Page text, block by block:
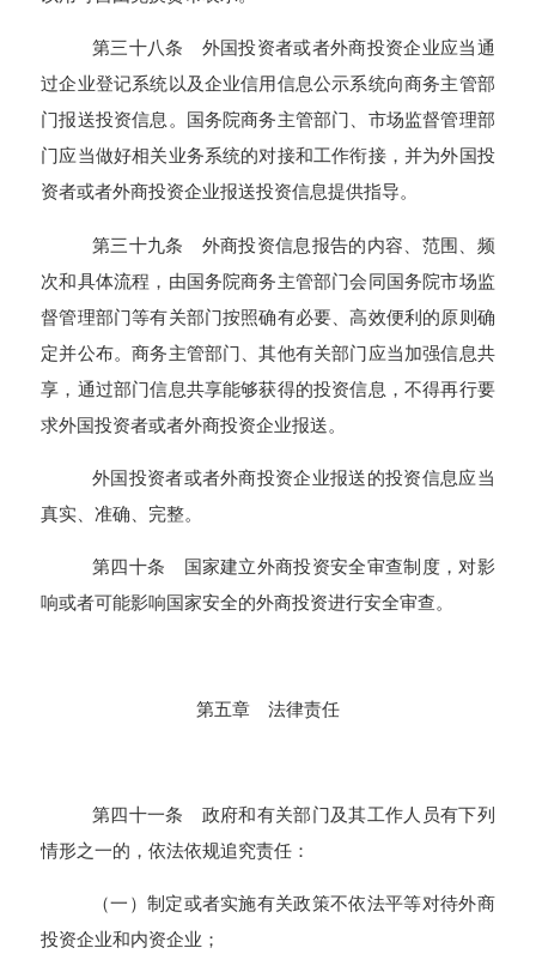
第三十八条 外国投资者或者外商投资企业应当通
过企业登记系统以及企业信用信息公示系统向商务主管部
门报送投资信息。国务院商务主管部门、市场监督管理部
门应当做好相关业务系统的对接和工作衔接，并为外国投
资者或者外商投资企业报送投资信息提供指导。
第三十九条 外商投资信息报告的内容、范围、频
次和具体流程，由国务院商务主管部门会同国务院市场监
督管理部门等有关部门按照确有必要、高效便利的原则确
定并公布。商务主管部门、其他有关部门应当加强信息共
享，通过部门信息共享能够获得的投资信息，不得再行要
求外国投资者或者外商投资企业报送。
外国投资者或者外商投资企业报送的投资信息应当
真实、准确、完整。
第四十条 国家建立外商投资安全审查制度，对影
响或者可能影响国家安全的外商投资进行安全审查。
第五章 法律责任
第四十一条 政府和有关部门及其工作人员有下列
情形之一的，依法依规追究责任：
（一）制定或者实施有关政策不依法平等对待外商
投资企业和内资企业；